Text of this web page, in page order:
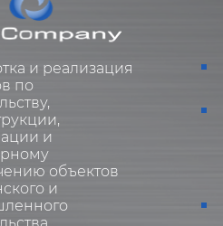
и реализация
по
и
объектов
и